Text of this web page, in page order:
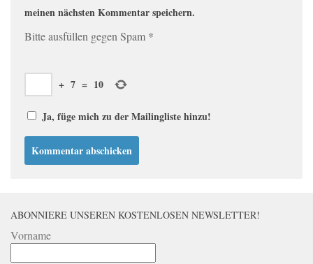
meinen nächsten Kommentar speichern.
Bitte ausfüllen gegen Spam *
+ 7 = 10
Ja, füge mich zu der Mailingliste hinzu!
ABONNIERE UNSEREN KOSTENLOSEN NEWSLETTER!
Vorname